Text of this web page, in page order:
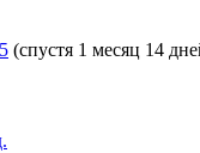
(спустя 1 месяц 14